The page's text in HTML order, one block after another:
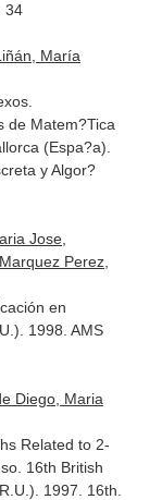
34
María
de Matem?Tica
(Espa?a).
y Algor?
Jose,
Perez,
en
1998. AMS
Diego, Maria
Related to 2-
16th British
1997. 16th.